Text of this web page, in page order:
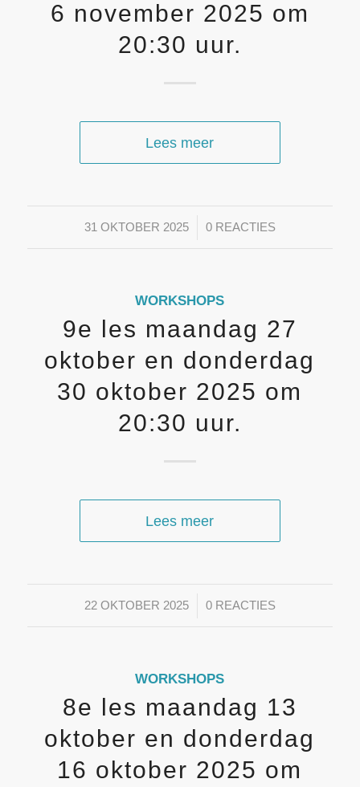
6 november 2025 om
20:30 uur.
Lees meer
31 OKTOBER 2025
/ 0 REACTIES
WORKSHOPS
9e les maandag 27
oktober en donderdag
30 oktober 2025 om
20:30 uur.
Lees meer
22 OKTOBER 2025
/ 0 REACTIES
WORKSHOPS
8e les maandag 13
oktober en donderdag
16 oktober 2025 om